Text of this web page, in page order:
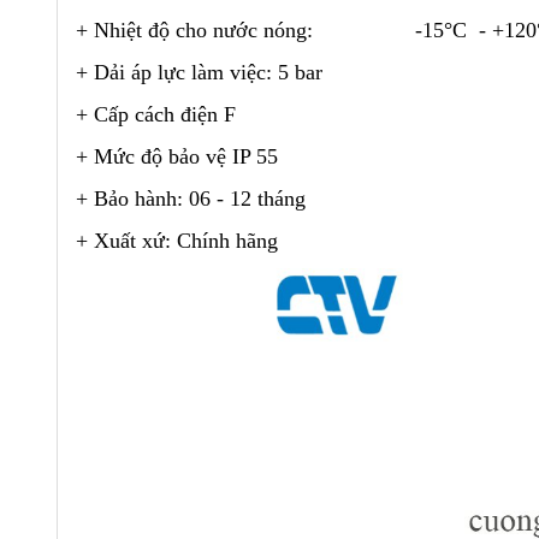
+ Nhiệt độ cho nước nóng: -15°C - +120
+ Dải áp lực làm việc: 5 bar
+ Cấp cách điện F
+ Mức độ bảo vệ IP 55
+ Bảo hành: 06 - 12 tháng
+ Xuất xứ: Chính hãng